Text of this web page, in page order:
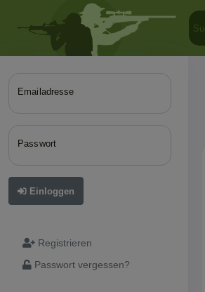
Emailadresse
Passwort
Einloggen
Registrieren
Passwort vergessen?